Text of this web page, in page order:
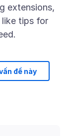
extensions,
like tips for
đề này